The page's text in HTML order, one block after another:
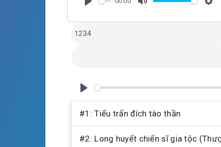
P
l
a
y
#1: Tiểu trấn đích tào thần
#2: Long huyết chiến sĩ gia tộc